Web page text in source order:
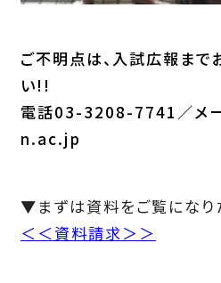
ご不明点は、入試広報まで
い!!
電話03-3208-7741／メ
n.ac.jp
▼まずは資料をご覧にな
＜＜資料請求＞＞